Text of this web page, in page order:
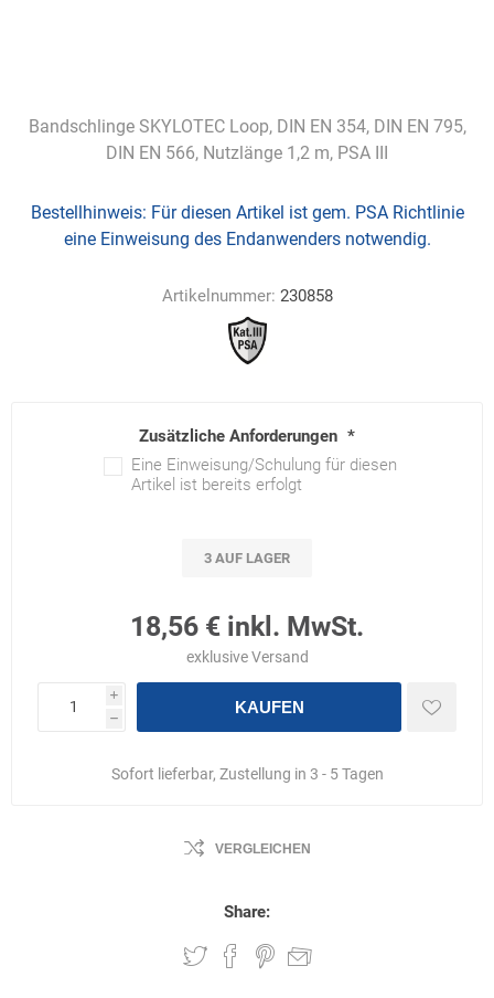
Bandschlinge SKYLOTEC Loop, DIN EN 354, DIN EN 795,
DIN EN 566, Nutzlänge 1,2 m, PSA III
Bestellhinweis: Für diesen Artikel ist gem. PSA Richtlinie
eine Einweisung des Endanwenders notwendig.
Artikelnummer: 230858
Zusätzliche Anforderungen *
Eine Einweisung/Schulung für diesen
Artikel ist bereits erfolgt
3 AUF LAGER
18,56 € inkl. MwSt.
exklusiveVersand
i
h
KAUFEN
Sofort lieferbar, Zustellung in 3 - 5 Tagen
VERGLEICHEN
Share: